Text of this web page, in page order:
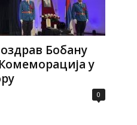
Бобану
у
0